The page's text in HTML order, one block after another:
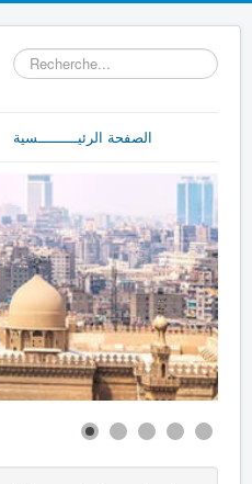
Rechercher
الصفحة الرئيـــــــــسية